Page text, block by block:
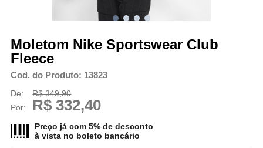
Moletom Nike Sportswear Club
Fleece
Cod. do Produto: 13823
De:
R$ 349,90
Por:
R$ 332,40
Preço já com 5% de desconto
à vista no boleto bancário